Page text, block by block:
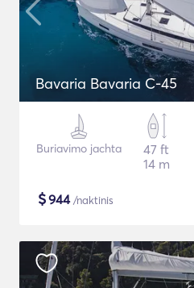
Bavaria Bavaria C-45
Buriavimo jachta
47 ft
14 m
$944/naktinis